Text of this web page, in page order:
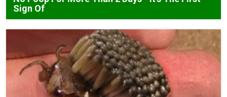
Sign Of